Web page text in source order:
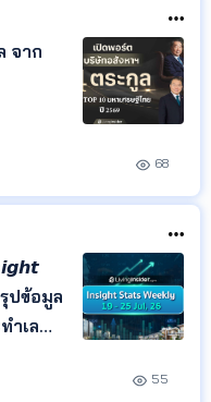
จาก
68
ปข้อมูล
ำเล
นหา
55